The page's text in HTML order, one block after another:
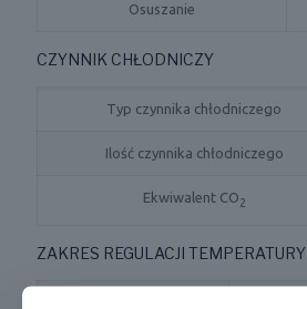
Osuszanie
CZYNNIK CHŁODNICZY
Typ czynnika chłodniczego
Ilość czynnika chłodniczego
Ekwiwalent CO2
ZAKRES REGULACJI TEMPERATURY